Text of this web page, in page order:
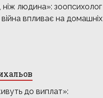
ніж людина»: зоопсихолог
війна впливає на домашніх
до виплат»: